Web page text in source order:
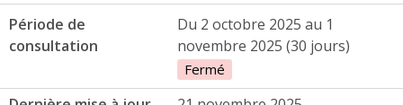
Période de
consultation
Du 2 octobre 2025 au 1
novembre 2025 (30 jours)
Fermé